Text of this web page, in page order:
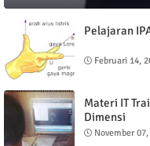
Pelajaran
Februari 14,
Materi IT
Dimensi
November